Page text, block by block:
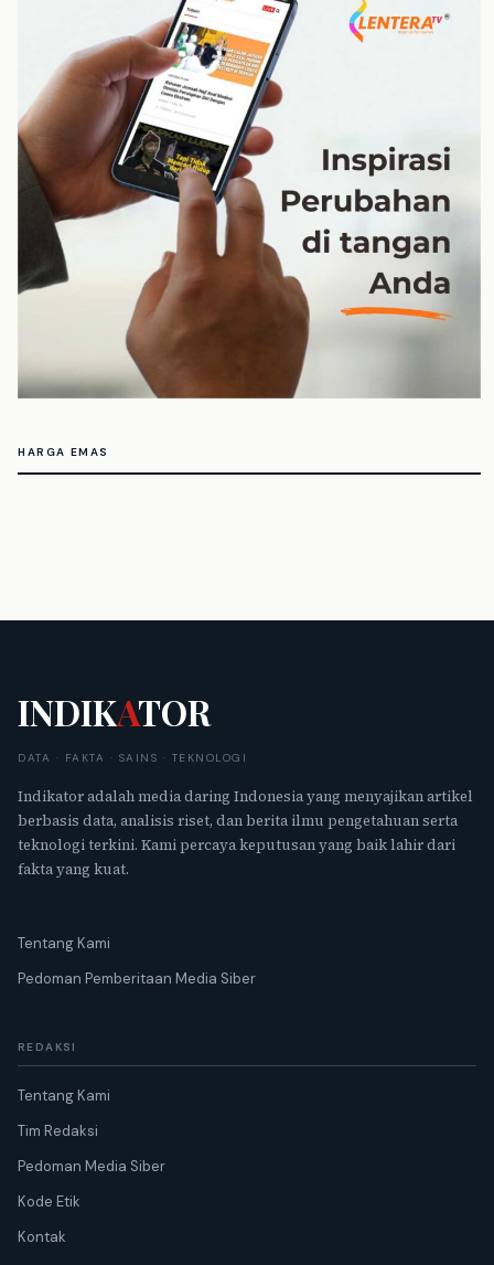
HARGA EMAS
INDIKATOR
DATA · FAKTA · SAINS · TEKNOLOGI
Indikator adalah media daring Indonesia yang menyajikan artikel
berbasis data, analisis riset, dan berita ilmu pengetahuan serta
teknologi terkini. Kami percaya keputusan yang baik lahir dari
fakta yang kuat.
Tentang Kami
Pedoman Pemberitaan Media Siber
REDAKSI
Tentang Kami
Tim Redaksi
Pedoman Media Siber
Kode Etik
Kontak